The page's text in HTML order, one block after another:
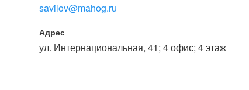
savilov@mahog.ru
Адрес
​ул. Интернациональная, 41; ​4 офис; 4 этаж